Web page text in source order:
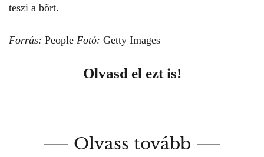
teszi a bőrt.
Forrás: People Fotó: Getty Images
Olvasd el ezt is!
Olvass tovább